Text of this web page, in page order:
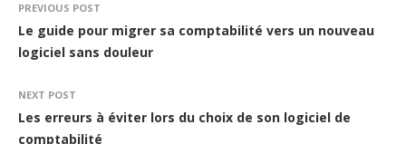
PREVIOUS POST
Le guide pour migrer sa comptabilité vers un nouveau
logiciel sans douleur
NEXT POST
Les erreurs à éviter lors du choix de son logiciel de
comptabilité